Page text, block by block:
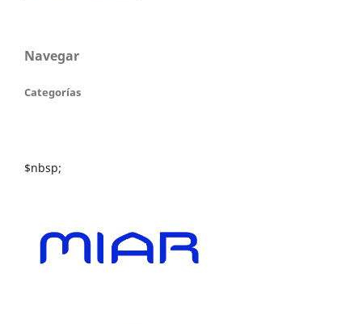
Navegar
Categorías
$nbsp;